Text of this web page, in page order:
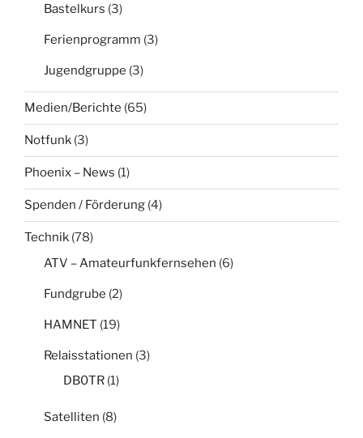
Bastelkurs (3)
Ferienprogramm (3)
Jugendgruppe (3)
Medien/Berichte (65)
Notfunk (3)
Phoenix – News (1)
Spenden / Förderung (4)
Technik (78)
ATV – Amateurfunkfernsehen (6)
Fundgrube (2)
HAMNET (19)
Relaisstationen (3)
DB0TR (1)
Satelliten (8)